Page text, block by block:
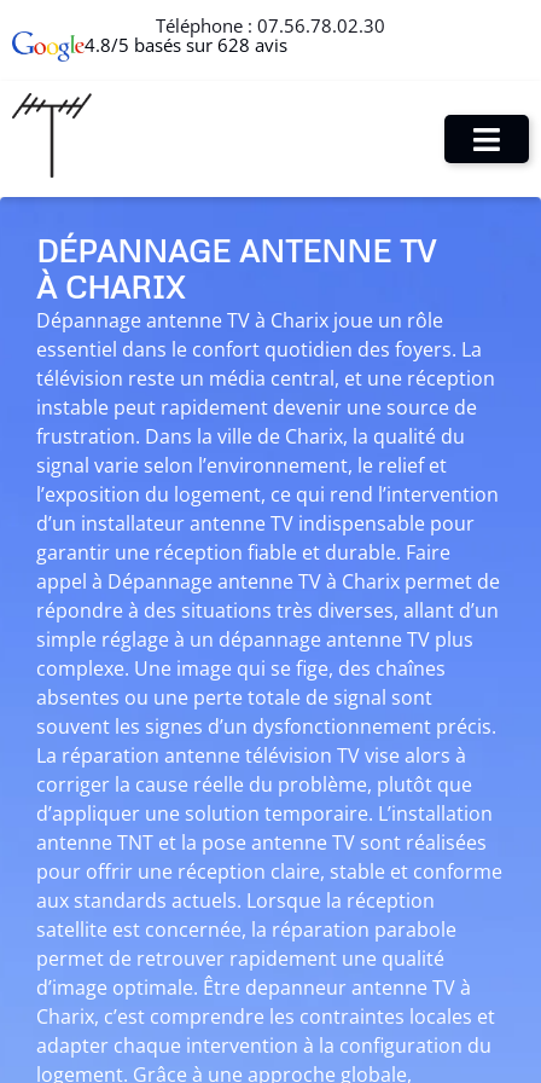
Téléphone : 07.56.78.02.30
4.8/5 basés sur 628 avis
DÉPANNAGE ANTENNE TV
À CHARIX
Dépannage antenne TV à Charix joue un rôle
essentiel dans le confort quotidien des foyers. La
télévision reste un média central, et une réception
instable peut rapidement devenir une source de
frustration. Dans la ville de Charix, la qualité du
signal varie selon l’environnement, le relief et
l’exposition du logement, ce qui rend l’intervention
d’un installateur antenne TV indispensable pour
garantir une réception fiable et durable. Faire
appel à Dépannage antenne TV à Charix permet de
répondre à des situations très diverses, allant d’un
simple réglage à un dépannage antenne TV plus
complexe. Une image qui se fige, des chaînes
absentes ou une perte totale de signal sont
souvent les signes d’un dysfonctionnement précis.
La réparation antenne télévision TV vise alors à
corriger la cause réelle du problème, plutôt que
d’appliquer une solution temporaire. L’installation
antenne TNT et la pose antenne TV sont réalisées
pour offrir une réception claire, stable et conforme
aux standards actuels. Lorsque la réception
satellite est concernée, la réparation parabole
permet de retrouver rapidement une qualité
d’image optimale. Être depanneur antenne TV à
Charix, c’est comprendre les contraintes locales et
adapter chaque intervention à la configuration du
logement. Grâce à une approche globale,